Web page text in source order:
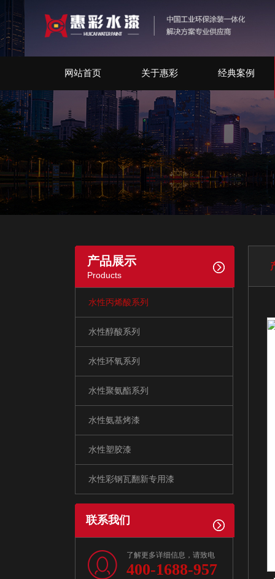
网站首页 关于惠彩 经典案例
产品展示
Products
水性丙烯酸系列
水性醇酸系列
水性环氧系列
水性聚氨酯系列
水性氨基烤漆
水性塑胶漆
水性彩钢瓦翻新专用漆
联系我们
了解更多详细信息，请致电
400-1688-957